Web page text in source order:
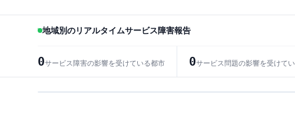
地域別のリアルタイムサービス障害報告
0サービス障害の影響を受けている都市 0サービス問題の影響を受けて